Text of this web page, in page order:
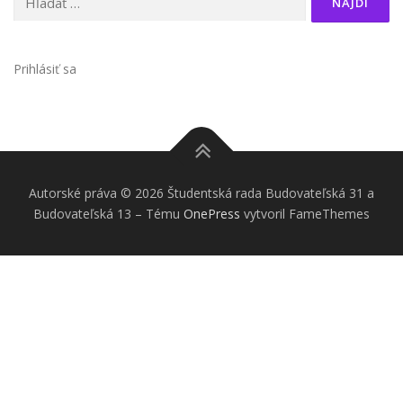
Prihlásiť sa
Autorské práva © 2026 Študentská rada Budovateľská 31 a
Budovateľská 13 – Tému OnePress vytvoril FameThemes